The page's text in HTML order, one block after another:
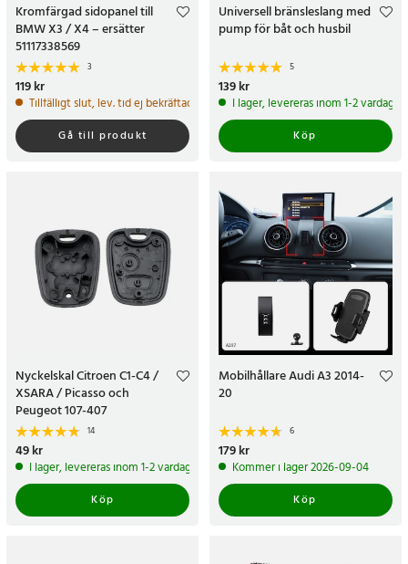
Kromfärgad sidopanel till
BMW X3 / X4 – ersätter
51117338569
3
Pris:119 kr
119 kr
Tillfälligt slut, lev. tid ej bekräftad.
Gå till produkt
Universell bränsleslang med
pump för båt och husbil
5
Pris:139 kr
139 kr
I lager, levereras inom 1-2 vardagar
Köp
Nyckelskal Citroen C1-C4 /
XSARA / Picasso och
Peugeot 107-407
14
Pris:
49 kr
I lager, levereras inom 1-2 vardagar
Köp
Mobilhållare Audi A3 2014-
20
6
Pris:179 kr
179 kr
Kommer i lager 2026-09-04
Köp